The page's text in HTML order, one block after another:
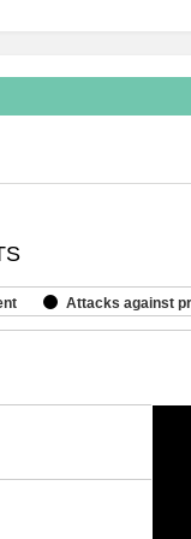
Attacks against